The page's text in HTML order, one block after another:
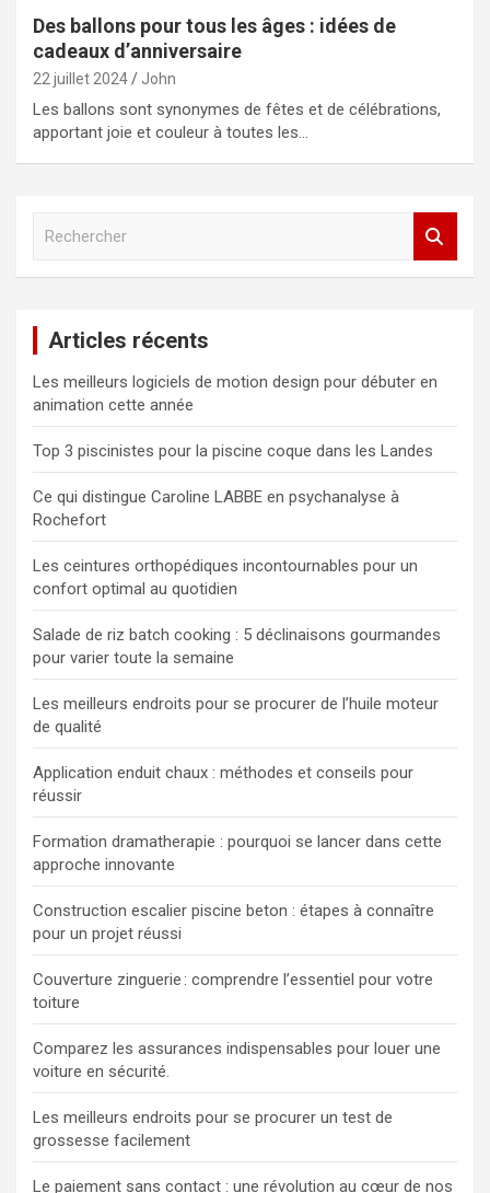
Des ballons pour tous les âges : idées de
cadeaux d’anniversaire
22 juillet 2024 John
Les ballons sont synonymes de fêtes et de célébrations,
apportant joie et couleur à toutes les…
c
h
e
r
Articles récents
Les meilleurs logiciels de motion design pour débuter en
animation cette année
Top 3 piscinistes pour la piscine coque dans les Landes
Ce qui distingue Caroline LABBE en psychanalyse à
Rochefort
Les ceintures orthopédiques incontournables pour un
confort optimal au quotidien
Salade de riz batch cooking : 5 déclinaisons gourmandes
pour varier toute la semaine
Les meilleurs endroits pour se procurer de l’huile moteur
de qualité
Application enduit chaux : méthodes et conseils pour
réussir
Formation dramatherapie : pourquoi se lancer dans cette
approche innovante
Construction escalier piscine beton : étapes à connaître
pour un projet réussi
Couverture zinguerie : comprendre l’essentiel pour votre
toiture
Comparez les assurances indispensables pour louer une
voiture en sécurité.
Les meilleurs endroits pour se procurer un test de
grossesse facilement
Le paiement sans contact : une révolution au cœur de nos